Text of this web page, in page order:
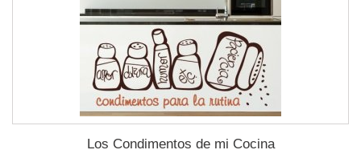
Los Condimentos de mi Cocina